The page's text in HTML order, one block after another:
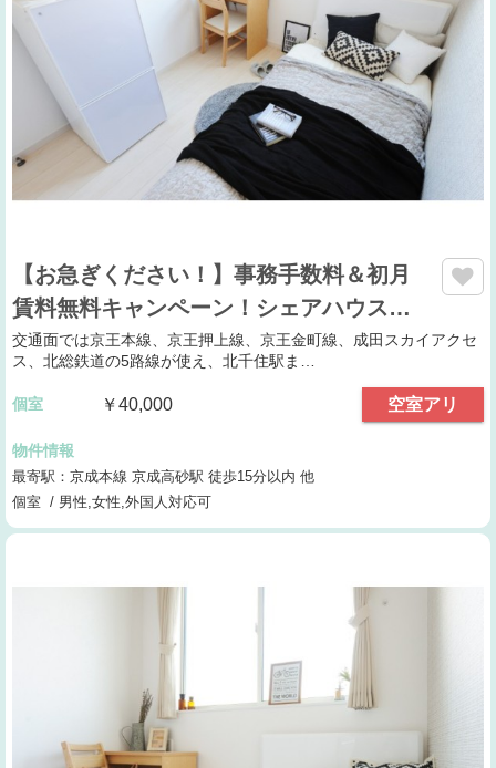
【お急ぎください！】事務手数料＆初月
賃料無料キャンペーン！シェアハウス…
交通面では京王本線、京王押上線、京王金町線、成田スカイアクセ
ス、北総鉄道の5路線が使え、北千住駅ま…
個室 ￥40,000 空室アリ
物件情報
最寄駅：京成本線 京成高砂駅 徒歩15分以内 他
個室 / 男性,女性,外国人対応可